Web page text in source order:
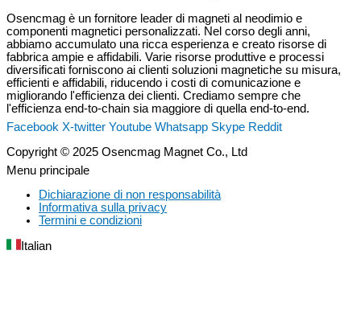
Osencmag è un fornitore leader di magneti al neodimio e
componenti magnetici personalizzati. Nel corso degli anni,
abbiamo accumulato una ricca esperienza e creato risorse di
fabbrica ampie e affidabili. Varie risorse produttive e processi
diversificati forniscono ai clienti soluzioni magnetiche su misura,
efficienti e affidabili, riducendo i costi di comunicazione e
migliorando l'efficienza dei clienti. Crediamo sempre che
l'efficienza end-to-chain sia maggiore di quella end-to-end.
Facebook X-twitter Youtube Whatsapp Skype Reddit
Copyright © 2025 Osencmag Magnet Co., Ltd
Menu principale
Dichiarazione di non responsabilità
Informativa sulla privacy
Termini e condizioni
Italian